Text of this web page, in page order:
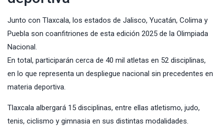
Junto con Tlaxcala, los estados de Jalisco, Yucatán, Colima y
Puebla son coanfitriones de esta edición 2025 de la Olimpiada
Nacional.
En total, participarán cerca de 40 mil atletas en 52 disciplinas,
en lo que representa un despliegue nacional sin precedentes en
materia deportiva.
Tlaxcala albergará 15 disciplinas, entre ellas atletismo, judo,
tenis, ciclismo y gimnasia en sus distintas modalidades.